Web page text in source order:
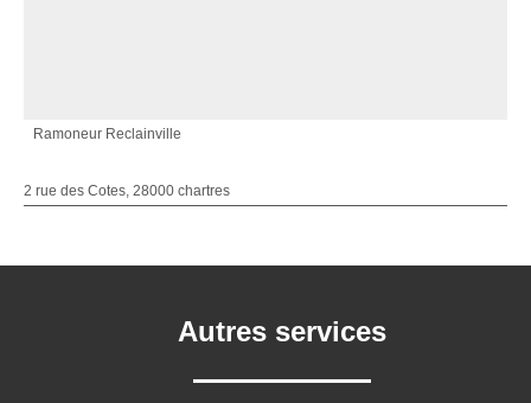
Ramoneur Reclainville
2 rue des Cotes, 28000 chartres
Autres services